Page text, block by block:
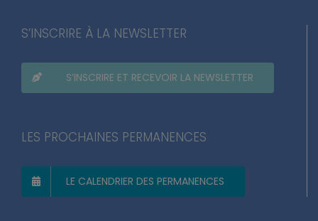
S’INSCRIRE À LA NEWSLETTER
S’INSCRIRE ET RECEVOIR LA NEWSLETTER
LES PROCHAINES PERMANENCES
LE CALENDRIER DES PERMANENCES